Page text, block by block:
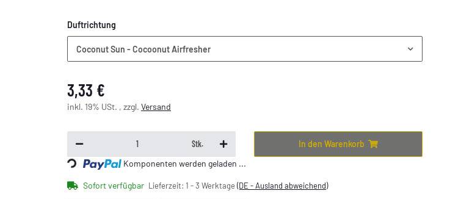
Duftrichtung
Coconut Sun - Cocoonut Airfresher
3,33 €
inkl. 19% USt. , zzgl. Versand
Stk. In den Warenkorb
Loading... Komponenten werden geladen ...
Sofort verfügbar Lieferzeit: 1 - 3 Werktage (DE - Ausland abweichend)